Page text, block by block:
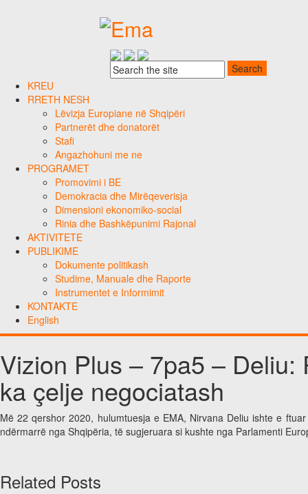
KREU
RRETH NESH
Lëvizja Europiane në Shqipëri
Partnerët dhe donatorët
Stafi
Angazhohuni me ne
PROGRAMET
Promovimi i BE
Demokracia dhe Mirëqeverisja
Dimensioni ekonomiko-social
Rinia dhe Bashkëpunimi Rajonal
AKTIVITETE
PUBLIKIME
Dokumente politikash
Studime, Manuale dhe Raporte
Instrumentet e Informimit
KONTAKTE
English
Vizion Plus – 7pa5 –
ka çelje negociatash
Më 22 qershor 2020, hulumtuesja e EMA, Nirvana Deliu ishte e
ndërmarrë nga Shqipëria, të sugjeruara si kushte nga Parlamenti
Related Posts